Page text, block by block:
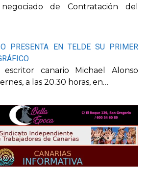
de Contratación del
PRESENTA EN TELDE SU PRIMER
canario Michael Alonso
a las 20.30 horas, en…